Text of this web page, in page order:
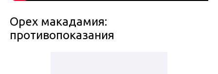
Орех макадамия:
противопоказания